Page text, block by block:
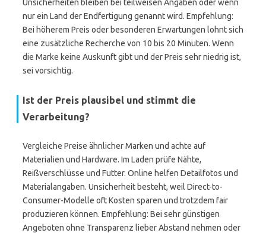
Unsicherheiten bleiben bei teilweisen Angaben oder wenn
nur ein Land der Endfertigung genannt wird. Empfehlung:
Bei höherem Preis oder besonderen Erwartungen lohnt sich
eine zusätzliche Recherche von 10 bis 20 Minuten. Wenn
die Marke keine Auskunft gibt und der Preis sehr niedrig ist,
sei vorsichtig.
Ist der Preis plausibel und stimmt die
Verarbeitung?
Vergleiche Preise ähnlicher Marken und achte auf
Materialien und Hardware. Im Laden prüfe Nähte,
Reißverschlüsse und Futter. Online helfen Detailfotos und
Materialangaben. Unsicherheit besteht, weil Direct-to-
Consumer-Modelle oft Kosten sparen und trotzdem fair
produzieren können. Empfehlung: Bei sehr günstigen
Angeboten ohne Transparenz lieber Abstand nehmen oder